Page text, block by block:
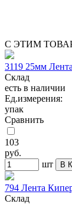
С ЭТИМ
3119 25мм
Склад
есть в наличии
Ед.измерения:
упак
Сравнить
103
руб.
шт
В
794 Лента
Склад